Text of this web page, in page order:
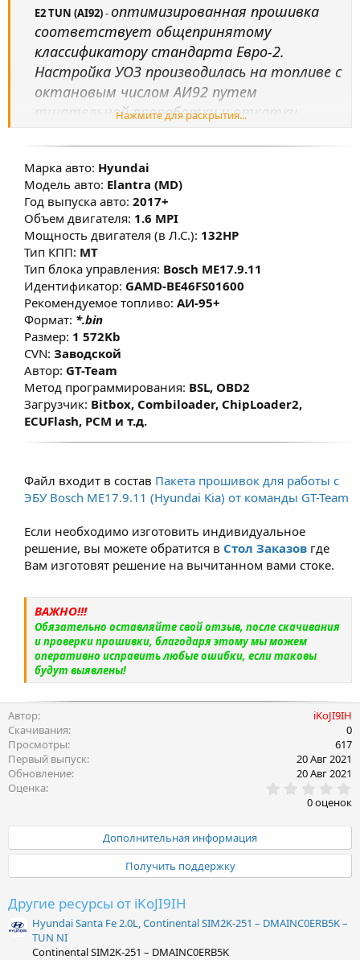
н
и
я
E2 TUN (AI92)- оптимизированная прошивка
соответствует общепринятому
классификатору стандарта Евро-2.
Настройка УОЗ производилась на топливе с
октановым числом АИ92 путем
тщательной проработки и откатки
Произведена настройка карт
топливоподачи, УОЗ, коррекции УОЗ,
изменены факторы, влияющие на расчет
моментной модели, что позволяет
улучшить эластичность и динамику без
существенного изменения расхода топлива
при сохранении ресурса ДВС.
Нажмите для раскрытия...
Марка авто: Hyundai
Модель авто: Elantra (MD)
Год выпуска авто: 2017+
Объем двигателя: 1.6 MPI
Мощность двигателя (в Л.С.): 132HP
Тип КПП: MT
Тип блока управления: Bosch ME17.9.11
Идентификатор: GAMD-BE46FS01600
Рекомендуемое топливо: АИ-95+
Формат: *.bin
Размер: 1 572Kb
CVN: Заводской
Автор: GT-Team
Метод программирования: BSL, OBD2
Загрузчик: Bitbox, Combiloader, ChipLoader2,
ECUFlash, PCM и т.д.
Файл входит в состав Пакета прошивок для работы с
ЭБУ Bosch ME17.9.11 (Hyundai Kia) от команды GT-Team
Если необходимо изготовить индивидуальное
решение, вы можете обратится в Стол Заказов где
Вам изготовят решение на вычитанном вами стоке.
ВАЖНО!!!
Обязательно оставляйте свой отзыв, после скачивания
и проверки прошивки, благодаря этому мы можем
оперативно исправить любые ошибки, если таковы
будут выявлены!
Автор
iKoJI9IH
Скачивания
0
Просмотры
617
Первый выпуск
20 Авг 2021
Обновление
20 Авг 2021
Оценка
.
0
0
в
ё
з
0 оценок
Дополнительная информация
Получить поддержку
Другие ресурсы от iKoJI9IH
Hyundai Santa Fe 2.0L, Continental SIM2K-251 – DMAINC0ERB5K –
TUN NI
Continental SIM2K-251 – DMAINC0ERB5K